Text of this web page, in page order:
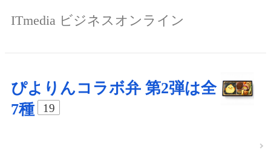
ITmedia ビジネスオンライン
ぴよりんコラボ弁 第2弾は全
7種
19